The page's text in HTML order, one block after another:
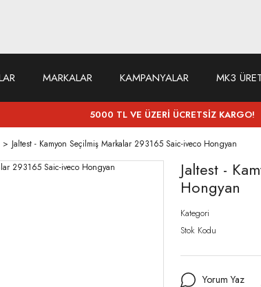
MARKALAR KAMPANYALAR MK3
5000 TL VE ÜZERİ ÜCRETSİZ KARGO!
Jaltest - Kamyon Seçilmiş Markalar 293165 Saic-iveco Hongyan
Jaltest -
Hongyan
Kategori
Stok Kodu
Yorum Yaz